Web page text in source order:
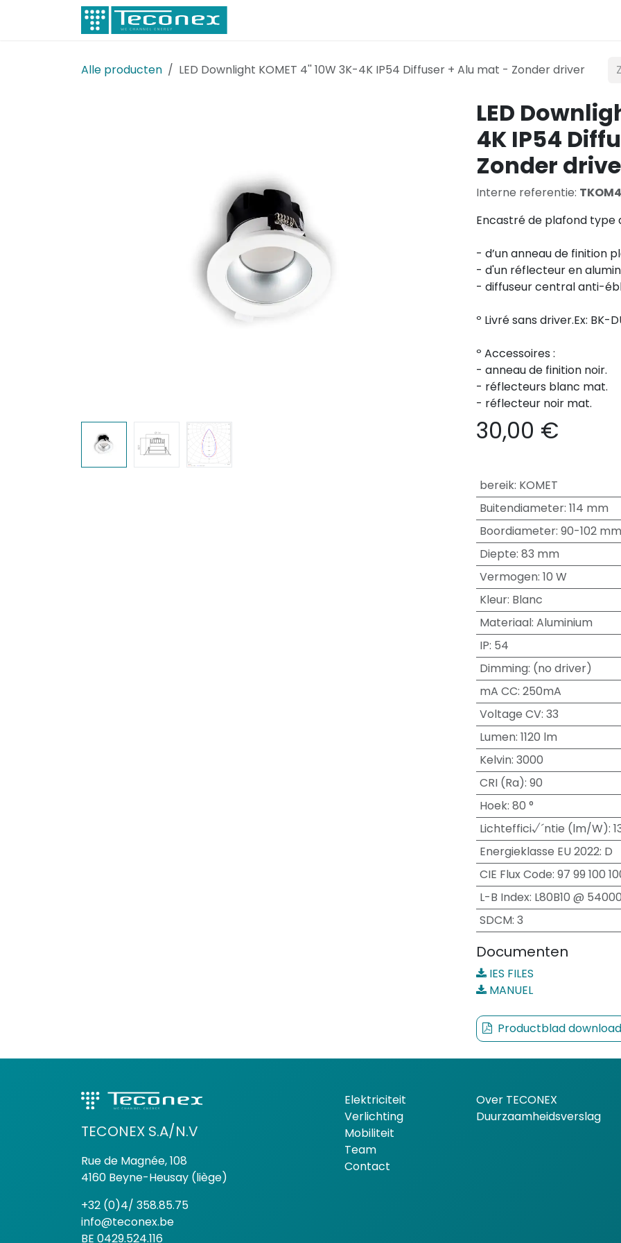
Overslaan naar inhoud
Alle producten LED Downlight KOMET 4'' 10W 3K-4K IP54 Diffuser + Alu mat - Zonder driver
LED
4K IP54
Zonder
Interne referentie:
Encastré de plafond type
- d’un anneau de finition
- d'un réflecteur en
- diffuseur central anti-
º Livré sans driver.Ex: BK-
º Accessoires :
- anneau de finition noir.
- réflecteurs blanc mat.
- réflecteur noir mat.
30,00 €
bereik: KOMET
Buitendiameter: 114 mm
Boordiameter: 90-102 mm
Diepte: 83 mm
Vermogen: 10 W
Kleur: Blanc
Materiaal: Aluminium
IP: 54
Dimming: (no driver)
mA CC: 250mA
Voltage CV: 33
Lumen: 1120 lm
Kelvin: 3000
CRI (Ra): 90
Hoek: 80 °
Lichteffici√´ntie (lm/W):
Energieklasse EU 2022: D
CIE Flux Code: 97 99 100
L-B Index: L80B10 @
SDCM: 3
Documenten
IES FILES
MANUEL
Productblad
TECONEX S.A/N.V
Rue de Magnée, 108
4160 Beyne-Heusay (liège)
+32 (0)4/ 358.85.75
info@teconex.be
BE 0429.524.116
Elektriciteit
Verlichting
Mobiliteit
Team
Contact
Over TECONEX
Duurzaamheidsverslag